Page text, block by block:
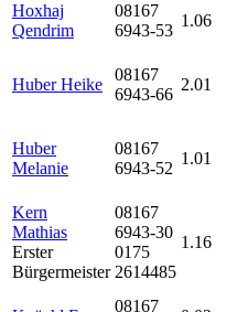
Hoxhaj
Qendrim
08167
6943-53
1.06
Huber Heike
08167
6943-66
2.01
Huber
Melanie
08167
6943-52
1.01
Kern
Mathias
Erster
Bürgermeister
08167
6943-30
0175
2614485
1.16
08167